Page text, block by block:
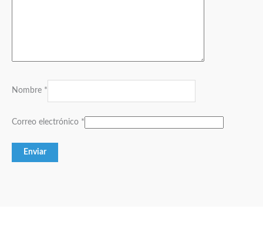
Nombre *
Correo electrónico *